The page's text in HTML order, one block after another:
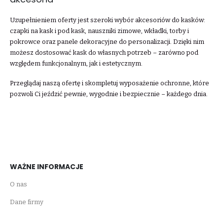
Uzupełnieniem oferty jest szeroki wybór akcesoriów do kasków:
czapki na kask i pod kask, nauszniki zimowe, wkładki, torby i
pokrowce oraz panele dekoracyjne do personalizacji. Dzięki nim
możesz dostosować kask do własnych potrzeb – zarówno pod
względem funkcjonalnym, jak i estetycznym.
Przeglądaj naszą ofertę i skompletuj wyposażenie ochronne, które
pozwoli Ci jeździć pewnie, wygodnie i bezpiecznie – każdego dnia.
WAŻNE INFORMACJE
O nas
Dane firmy